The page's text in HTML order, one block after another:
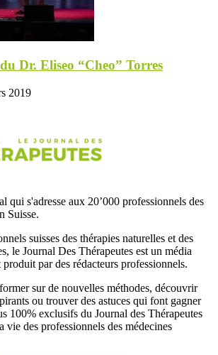
Dr. Eliseo “Cheo” Torres
2019
qui s'adresse aux 20’000 professionnels des
Suisse.
suisses des thérapies naturelles et des
le Journal Des Thérapeutes est un média
produit par des rédacteurs professionnels.
sur de nouvelles méthodes, découvrir
ou trouver des astuces qui font gagner
100% exclusifs du Journal des Thérapeutes
vie des professionnels des médecines